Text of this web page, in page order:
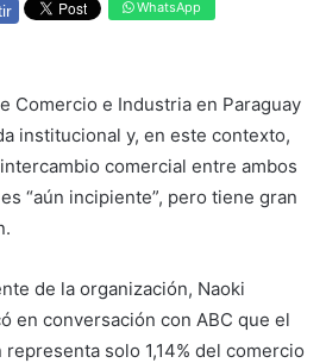
WhatsApp
Comercio e Industria en Paraguay
institucional y, en este contexto,
comercial entre ambos
“aún incipiente”, pero tiene gran
de la organización, Naoki
en conversación con ABC que el
solo 1,14% del comercio